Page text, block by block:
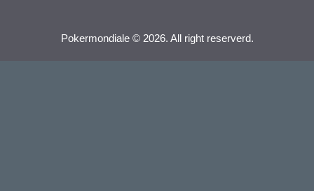
Pokermondiale © 2026. All right reserverd.